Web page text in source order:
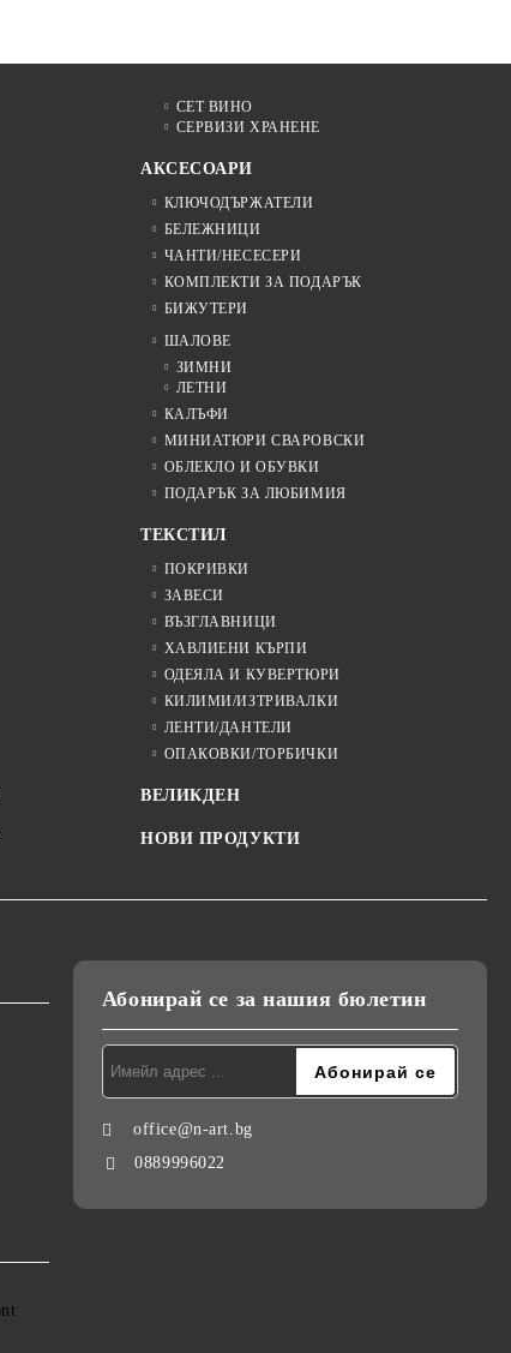
СЕТ ВИНО
СЕРВИЗИ ХРАНЕНЕ
АКСЕСОАРИ
КЛЮЧОДЪРЖАТЕЛИ
БЕЛЕЖНИЦИ
ЧАНТИ/НЕСЕСЕРИ
КОМПЛЕКТИ ЗА ПОДАРЪК
БИЖУТЕРИ
ШАЛОВЕ
ЗИМНИ
ЛЕТНИ
КАЛЪФИ
МИНИАТЮРИ СВАРОВСКИ
ОБЛЕКЛО И ОБУВКИ
ПОДАРЪК ЗА ЛЮБИМИЯ
ТЕКСТИЛ
ПОКРИВКИ
ЗАВЕСИ
ВЪЗГЛАВНИЦИ
ХАВЛИЕНИ КЪРПИ
ОДЕЯЛА И КУВЕРТЮРИ
КИЛИМИ/ИЗТРИВАЛКИ
ЛЕНТИ/ДАНТЕЛИ
ОПАКОВКИ/ТОРБИЧКИ
ВЕЛИКДЕН
НОВИ ПРОДУКТИ
Абонирай се за нашия бюлетин
office@n-art.bg
0889996022